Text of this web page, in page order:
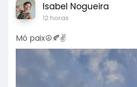
Isabel Nogueira
12 horas
Mó paix☮️🍂✌️